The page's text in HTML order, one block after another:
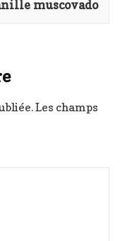
muscovado
Les champs